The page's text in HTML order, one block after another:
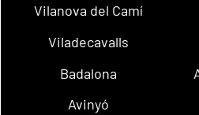
Vilanova del Camí
Viladecavalls
Badalona
Avinyó